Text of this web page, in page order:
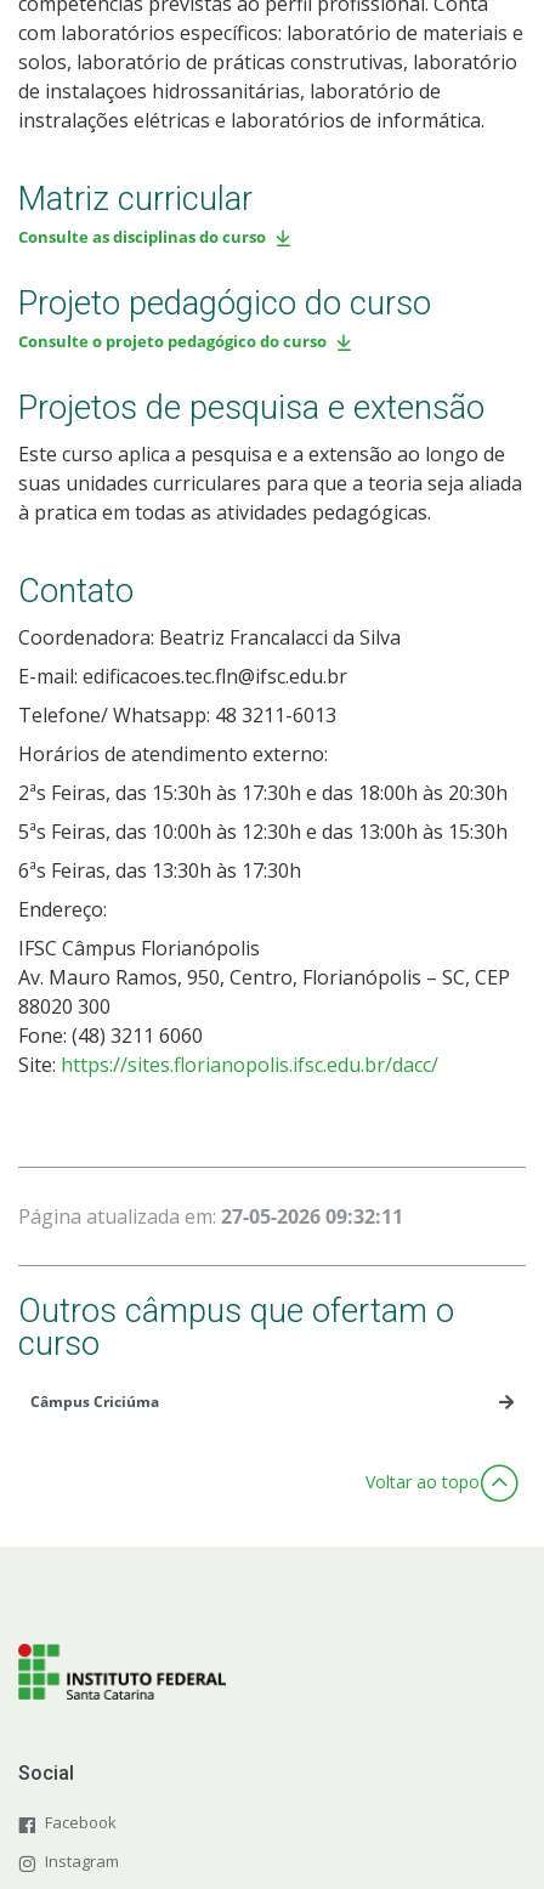
com laboratórios específicos: laboratório de materiais e
solos, laboratório de práticas construtivas, laboratório
de instalaçoes hidrossanitárias, laboratório de
instralações elétricas e laboratórios de informática.
Matriz curricular
Consulte as disciplinas do curso
Projeto pedagógico do curso
Consulte o projeto pedagógico do curso
Projetos de pesquisa e extensão
Este curso aplica a pesquisa e a extensão ao longo de
suas unidades curriculares para que a teoria seja aliada
à pratica em todas as atividades pedagógicas.
Contato
Coordenadora: Beatriz Francalacci da Silva
E-mail: edificacoes.tec.fln@ifsc.edu.br
Telefone/ Whatsapp: 48 3211-6013
Horários de atendimento externo:
2ªs Feiras, das 15:30h às 17:30h e das 18:00h às 20:30h
5ªs Feiras, das 10:00h às 12:30h e das 13:00h às 15:30h
6ªs Feiras, das 13:30h às 17:30h
Endereço:
IFSC Câmpus Florianópolis
Av. Mauro Ramos, 950, Centro, Florianópolis – SC, CEP
88020 300
Fone: (48) 3211 6060
Site: https://sites.florianopolis.ifsc.edu.br/dacc/
Página atualizada em: 27-05-2026 09:32:11
Outros câmpus que ofertam o
curso
Câmpus Criciúma
Voltar ao topo
Social
Facebook
Instagram